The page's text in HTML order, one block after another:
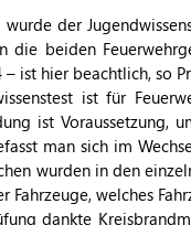
der
die beiden
– ist hier beachtlich, so
ist für
ist Voraussetzung,
man sich im
wurden in den
Fahrzeuge, welches
dankte